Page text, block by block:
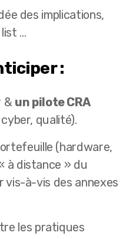
des implications,
...
:
& un pilote CRA
qualité).
(hardware,
à distance » du
à-vis des annexes
les pratiques